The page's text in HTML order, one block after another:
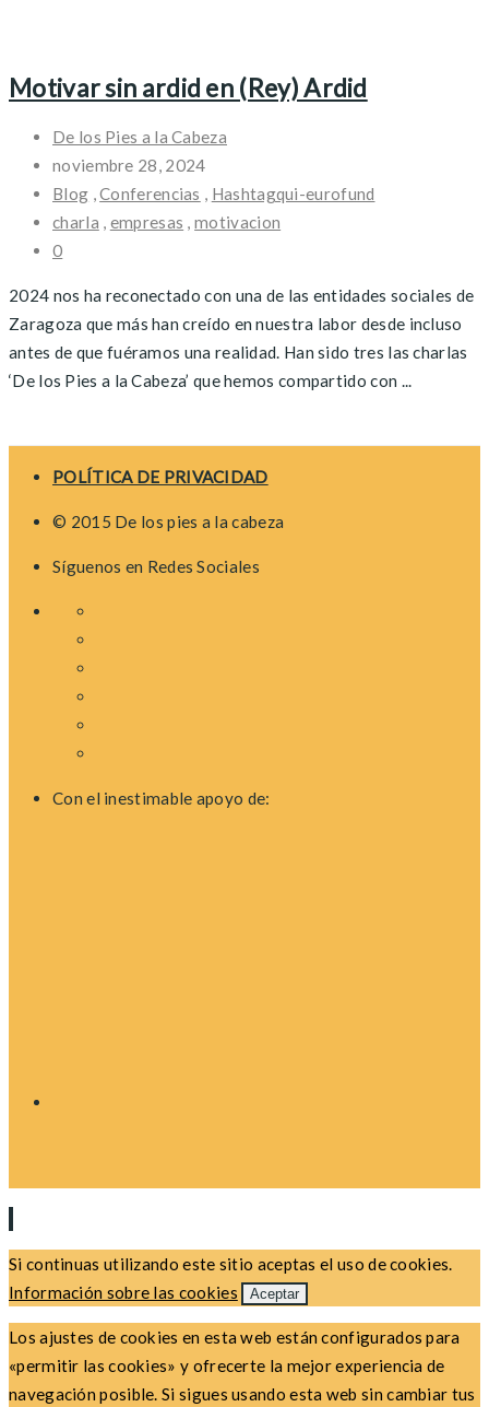
Motivar sin ardid en (Rey) Ardid
De los Pies a la Cabeza
noviembre 28, 2024
Blog ,Conferencias , Hashtagqui-eurofund
charla , empresas ,motivacion
0
2024 nos ha reconectado con una de las entidades sociales de
Zaragoza que más han creído en nuestra labor desde incluso
antes de que fuéramos una realidad. Han sido tres las charlas
‘De los Pies a la Cabeza’ que hemos compartido con ...
navigation
POLÍTICA DE PRIVACIDAD
© 2015 De los pies a la cabeza
Síguenos en Redes Sociales
Con el inestimable apoyo de:
Si continuas utilizando este sitio aceptas el uso de cookies.
Información sobre las cookies
Aceptar
Los ajustes de cookies en esta web están configurados para
«permitir las cookies» y ofrecerte la mejor experiencia de
navegación posible. Si sigues usando esta web sin cambiar tus